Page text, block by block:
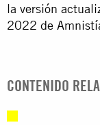
la versión
2022 de
CONTENIDO